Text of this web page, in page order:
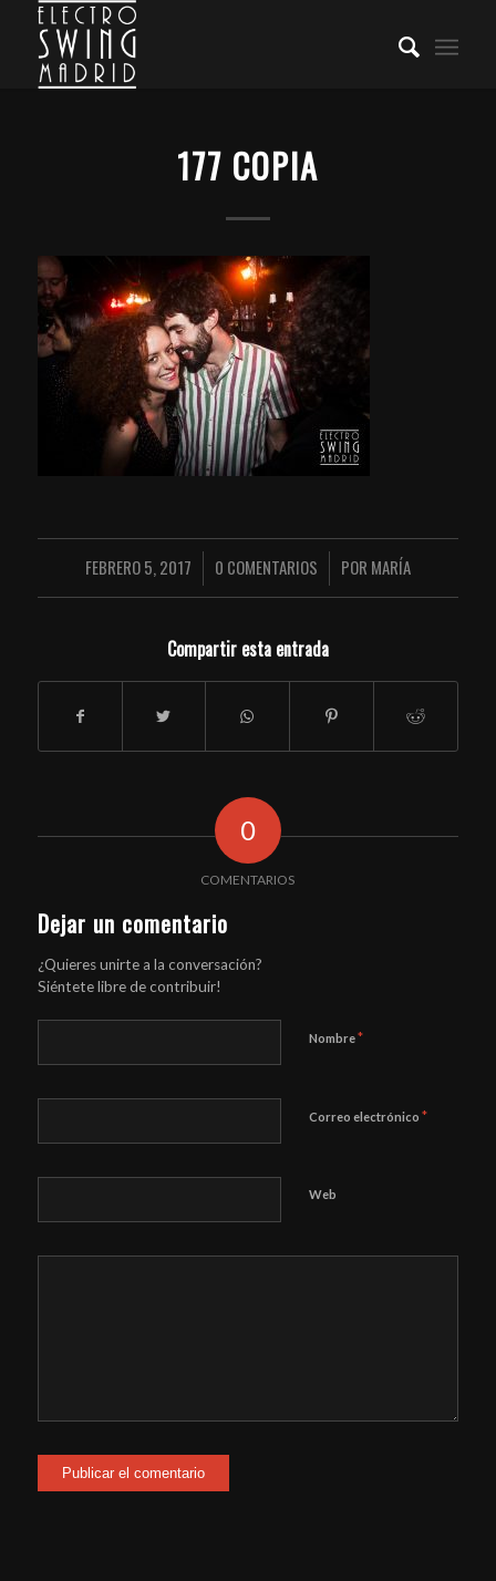
177 COPIA
FEBRERO 5, 2017
/ 0 COMENTARIOS
/ POR MARÍA
Compartir esta entrada
0
COMENTARIOS
Dejar un comentario
¿Quieres unirte a la conversación?
Siéntete libre de contribuir!
Nombre*
Correo electrónico *
Web